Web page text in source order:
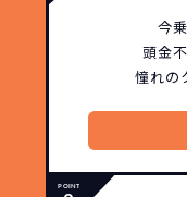
今
頭金
憧れの